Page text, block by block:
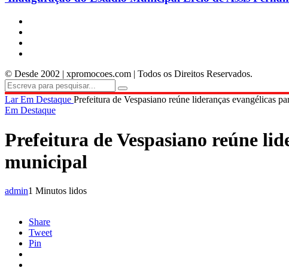
© Desde 2002 | xpromocoes.com | Todos os Direitos Reservados.
LarEm Destaque Prefeitura de Vespasiano reúne lideranças evangélicas
Em Destaque
Prefeitura de Vespasiano reúne
municipal
admin1 Minutos lidos
Share
Tweet
Pin